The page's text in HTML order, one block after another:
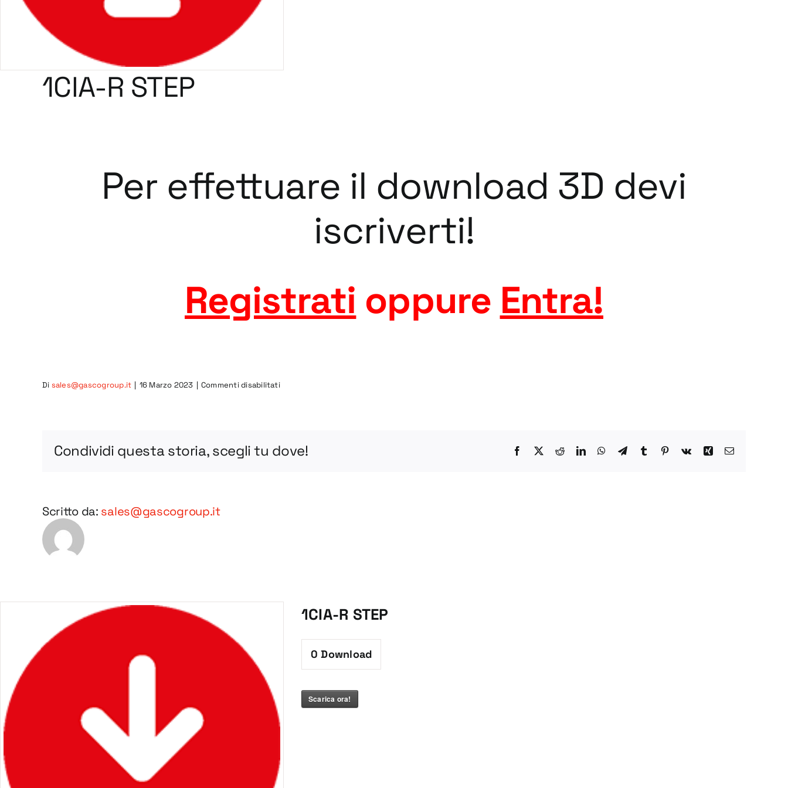
1CIA-R STEP
Per effettuare il download 3D devi
iscriverti!
Registrati oppure Entra!
Di sales@gascogroup.it | 16 Marzo 2023 | Commenti disabilitatisu
Condividi questa storia, scegli tu dove! Facebook
X RedditLinkedInWhatsApp
TelegramTumblr Pinterest
Vk Xing Email
Scritto da: sales@gascogroup.it
1CIA-R STEP
0 Download
Scarica ora!